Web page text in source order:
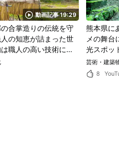
動画記事 19:29
合掌造りの伝統を守
の知恵が詰まった世
職人の高い技術によ
熊本県に
メの舞台
光スポッ
るかのよ
能！
芸術・建築
8